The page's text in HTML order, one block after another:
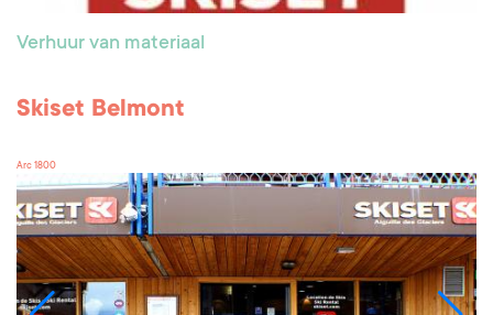
Verhuur van materiaal
Skiset Belmont
Arc 1800